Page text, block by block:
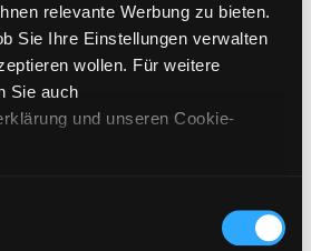
relevante Werbung zu bieten.
Sie Ihre Einstellungen verwalten
wollen. Für weitere
Sie auch
und unseren Cookie-
AUS
DEN WARENKORB